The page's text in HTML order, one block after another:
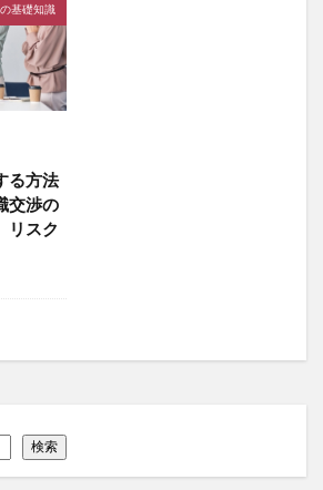
基礎知識
る方法
交渉の
リスク
検索